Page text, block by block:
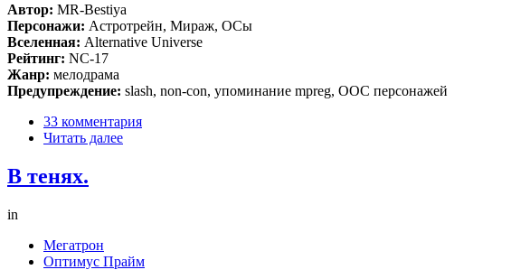
Автор: MR-Bestiya
Персонажи: Астротрейн, Мираж, ОСы
Вселенная: Alternative Universe
Рейтинг: NC-17
Жанр: мелодрама
Предупреждение: slash, non-con, упоминание mpreg, ООС персонажей
33 комментария
Читать далее
В тенях.
in
Мегатрон
Оптимус Прайм